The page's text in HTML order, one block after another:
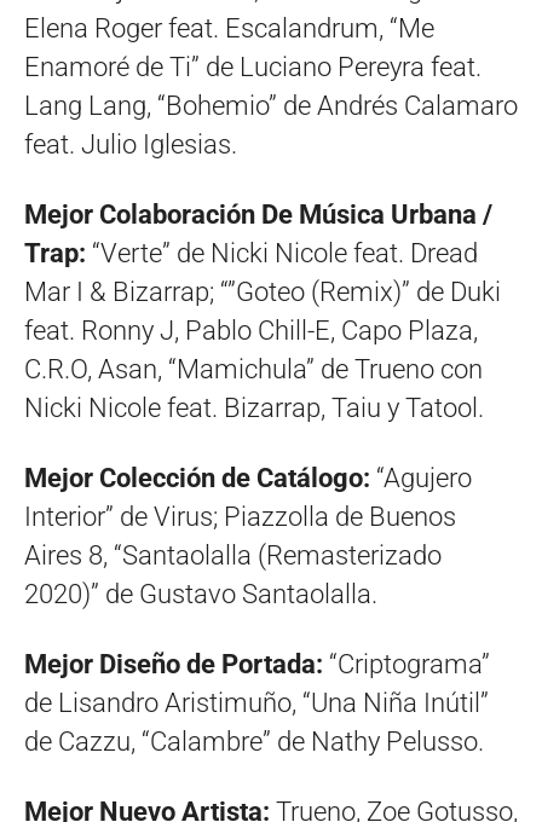
Elena Roger feat. Escalandrum, “Me
Enamoré de Ti” de Luciano Pereyra feat.
Lang Lang, “Bohemio” de Andrés Calamaro
feat. Julio Iglesias.
Mejor Colaboración De Música Urbana /
Trap: “Verte” de Nicki Nicole feat. Dread
Mar I & Bizarrap; “”Goteo (Remix)” de Duki
feat. Ronny J, Pablo Chill-E, Capo Plaza,
C.R.O, Asan, “Mamichula” de Trueno con
Nicki Nicole feat. Bizarrap, Taiu y Tatool.
Mejor Colección de Catálogo: “Agujero
Interior” de Virus; Piazzolla de Buenos
Aires 8, “Santaolalla (Remasterizado
2020)” de Gustavo Santaolalla.
Mejor Diseño de Portada: “Criptograma”
de Lisandro Aristimuño, “Una Niña Inútil”
de Cazzu, “Calambre” de Nathy Pelusso.
Mejor Nuevo Artista: Trueno, Zoe Gotusso,